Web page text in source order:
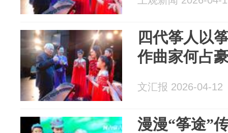
四代筝人以
作曲家何占
文汇报 2026-04-12
漫漫“筝途”